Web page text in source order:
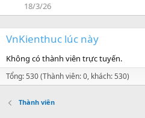
18/3/26
VnKienthuc lúc này
Không có thành viên trực tuyến.
Tổng: 530 (Thành viên: 0, khách: 530)
Thành viên